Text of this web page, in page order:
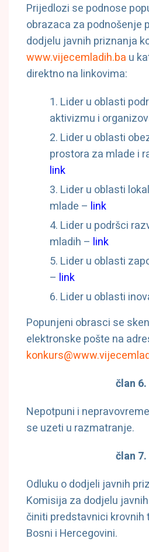
Prijedlozi se podnose
obrazaca za podnošenje
dodjelu javnih priznanja
www.vijecemladih.ba u
direktno na linkovima:
Lider u oblasti
aktivizmu i
Lider u oblasti
prostora za mlade i
link
Lider u oblasti
mlade – link
Lider u podršci
mladih – link
Lider u oblasti
– link
Lider u oblasti
Popunjeni obrasci se
elektronske pošte na
član 6.
Nepotpuni i
se uzeti u razmatranje.
član 7.
Odluku o dodjeli javnih
Komisija za dodjelu
činiti predstavnici krovnih
Bosni i Hercegovini.